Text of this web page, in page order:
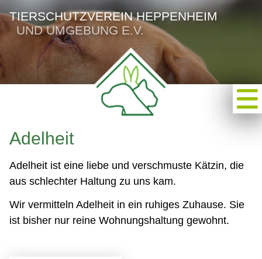
TIERSCHUTZVEREIN HEPPENHEIM
UND UMGEBUNG E.V.
Adelheit
Adelheit ist eine liebe und verschmuste Kätzin, die
aus schlechter Haltung zu uns kam.
Wir vermitteln Adelheit in ein ruhiges Zuhause. Sie
ist bisher nur reine Wohnungshaltung gewohnt.